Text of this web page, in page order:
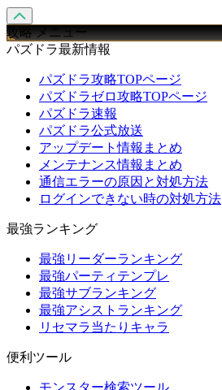
攻略 メニュー
パズドラ最新情報
パズドラ攻略TOPページ
パズドラゼロ攻略TOPページ
パズドラ速報
パズドラ公式放送
アップデート情報まとめ
メンテナンス情報まとめ
通信エラーの原因と対処方法
ログインできない時の対処方法
最強ランキング
最強リーダーランキング
最強パーティテンプレ
最強サブランキング
最強アシストランキング
リセマラ当たりキャラ
便利ツール
モンスター検索ツール